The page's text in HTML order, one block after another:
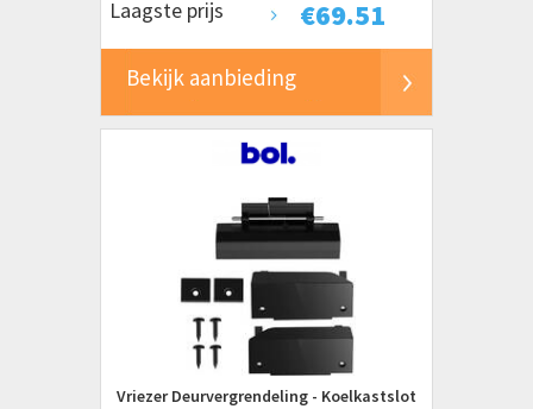
€69.51
Laagste prijs
Bekijk aanbieding
Vriezer Deurvergrendeling - Koelkastslot